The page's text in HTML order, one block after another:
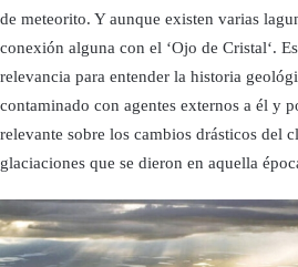
de meteorito. Y aunque existen varias
conexión alguna con el ‘Ojo de Cristal‘.
relevancia para entender la historia
contaminado con agentes externos a él y
relevante sobre los cambios drásticos del
glaciaciones que se dieron en aquella